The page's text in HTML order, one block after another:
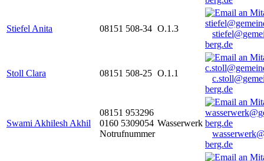
Stiefel Anita 08151 508-34 O.1.3
berg.de
Stoll Clara 08151 508-25 O.1.1
berg.de
Swami Akhilesh Akhil
08151 953296
0160 5309054
Notrufnummer
Wasserwerk
berg.de